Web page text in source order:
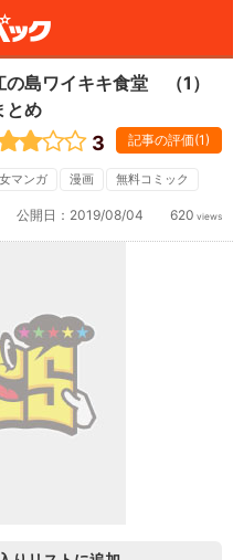
の島ワイキキ食堂 （1）
とめ
3 記事の評価(1)
マンガ 漫画 無料コミック
公開日： 2019/08/04 620 views